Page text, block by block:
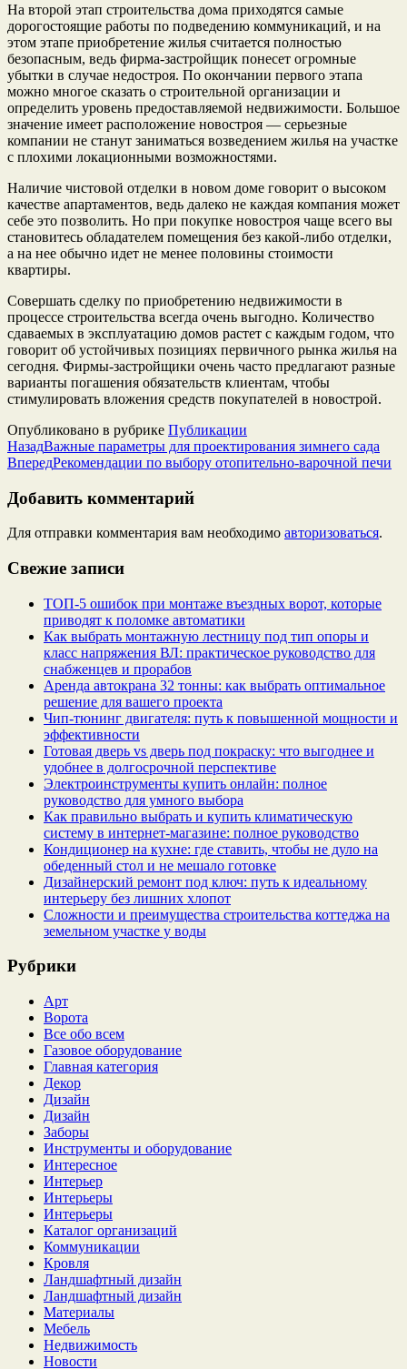
На второй этап строительства дома приходятся самые
дорогостоящие работы по подведению коммуникаций, и на
этом этапе приобретение жилья считается полностью
безопасным, ведь фирма-застройщик понесет огромные
убытки в случае недостроя. По окончании первого этапа
можно многое сказать о строительной организации и
определить уровень предоставляемой недвижимости. Большое
значение имеет расположение новостроя — серьезные
компании не станут заниматься возведением жилья на участке
с плохими локационными возможностями.
Наличие чистовой отделки в новом доме говорит о высоком
качестве апартаментов, ведь далеко не каждая компания может
себе это позволить. Но при покупке новостроя чаще всего вы
становитесь обладателем помещения без какой-либо отделки,
а на нее обычно идет не менее половины стоимости
квартиры.
Совершать сделку по приобретению недвижимости в
процессе строительства всегда очень выгодно. Количество
сдаваемых в эксплуатацию домов растет с каждым годом, что
говорит об устойчивых позициях первичного рынка жилья на
сегодня. Фирмы-застройщики очень часто предлагают разные
варианты погашения обязательств клиентам, чтобы
стимулировать вложения средств покупателей в новострой.
Опубликовано в рубрике Публикации
НазадВажные параметры для проектирования зимнего сада
ВпередРекомендации по выбору отопительно-варочной печи
Добавить комментарий
Для отправки комментария вам необходимо авторизоваться.
Свежие записи
ТОП-5 ошибок при монтаже въездных ворот, которые
приводят к поломке автоматики
Как выбрать монтажную лестницу под тип опоры и
класс напряжения ВЛ: практическое руководство для
снабженцев и прорабов
Аренда автокрана 32 тонны: как выбрать оптимальное
решение для вашего проекта
Чип‑тюнинг двигателя: путь к повышенной мощности и
эффективности
Готовая дверь vs дверь под покраску: что выгоднее и
удобнее в долгосрочной перспективе
Электроинструменты купить онлайн: полное
руководство для умного выбора
Как правильно выбрать и купить климатическую
систему в интернет‑магазине: полное руководство
Кондиционер на кухне: где ставить, чтобы не дуло на
обеденный стол и не мешало готовке
Дизайнерский ремонт под ключ: путь к идеальному
интерьеру без лишних хлопот
Сложности и преимущества строительства коттеджа на
земельном участке у воды
Рубрики
Арт
Ворота
Все обо всем
Газовое оборудование
Главная категория
Декор
Дизайн
Дизайн
Заборы
Инструменты и оборудование
Интересное
Интерьер
Интерьеры
Интерьеры
Каталог организаций
Коммуникации
Кровля
Ландшафтный дизайн
Ландшафтный дизайн
Материалы
Мебель
Недвижимость
Новости